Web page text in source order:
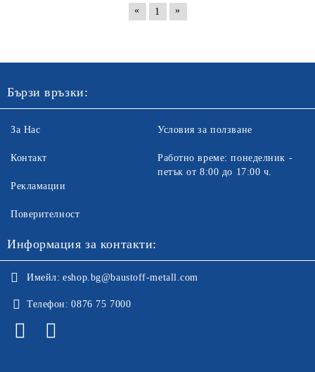
«
1 »
Бързи връзки:
За Нас
Контакт
Рекламации
Поверителност
Условия за ползване
Работно време: понеделник -
петък от 8:00 до 17:00 ч.
Информация за контакти:
Имейл: eshop.bg@baustoff-metall.com
Телефон: 0876 75 7000